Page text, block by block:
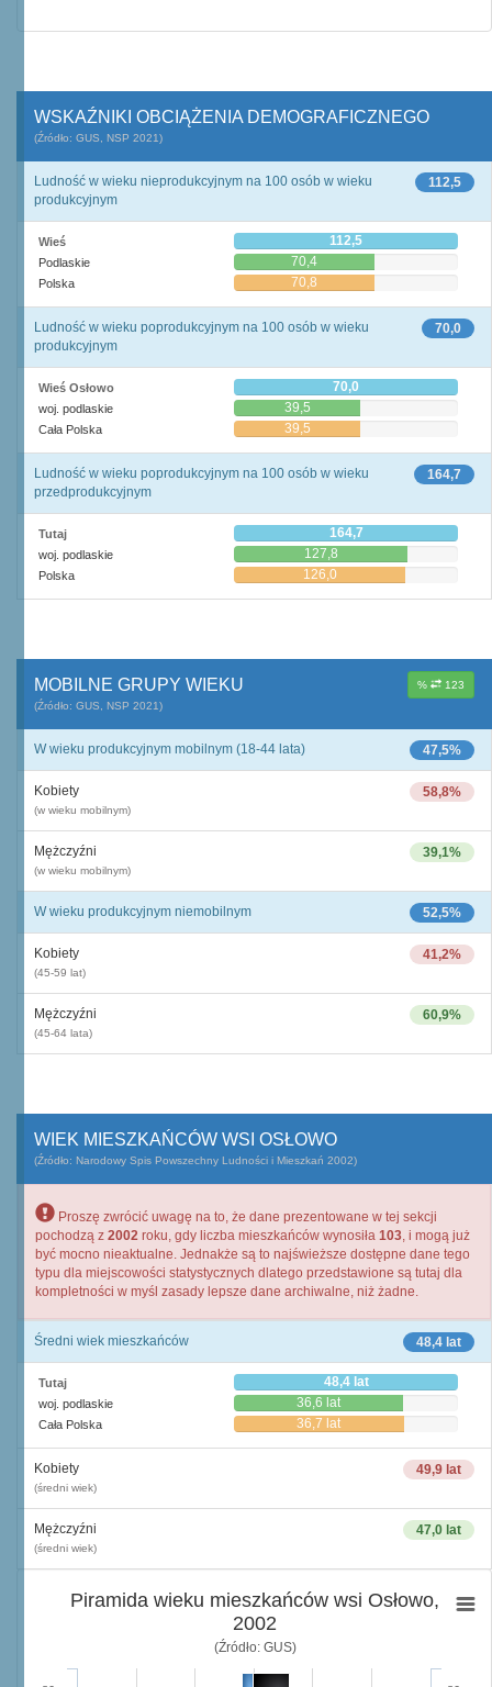
WSKAŹNIKI OBCIĄŻENIA DEMOGRAFICZNEGO
(Źródło: GUS, NSP 2021)
112,5
Ludność w wieku nieprodukcyjnym na 100 osób w wieku
produkcyjnym
Wieś 112,5
Podlaskie 70,4
Polska 70,8
70,0
Ludność w wieku poprodukcyjnym na 100 osób w wieku
produkcyjnym
Wieś Osłowo 70,0
woj. podlaskie 39,5
Cała Polska 39,5
164,7
Ludność w wieku poprodukcyjnym na 100 osób w wieku
przedprodukcyjnym
Tutaj 164,7
woj. podlaskie 127,8
Polska 126,0
% 123
MOBILNE GRUPY WIEKU
(Źródło: GUS, NSP 2021)
47,5%
W wieku produkcyjnym mobilnym (18-44 lata)
58,8%
Kobiety
(w wieku mobilnym)
39,1%
Mężczyźni
(w wieku mobilnym)
52,5%
W wieku produkcyjnym niemobilnym
41,2%
Kobiety
(45-59 lat)
60,9%
Mężczyźni
(45-64 lata)
WIEK MIESZKAŃCÓW WSI OSŁOWO
(Źródło: Narodowy Spis Powszechny Ludności i Mieszkań 2002)
Proszę zwrócić uwagę na to, że dane prezentowane w tej sekcji
pochodzą z 2002 roku, gdy liczba mieszkańców wynosiła 103, i mogą już
być mocno nieaktualne. Jednakże są to najświeższe dostępne dane tego
typu dla miejscowości statystycznych dlatego przedstawione są tutaj dla
kompletności w myśl zasady lepsze dane archiwalne, niż żadne.
48,4 lat
Średni wiek mieszkańców
Tutaj 48,4 lat
woj. podlaskie 36,6 lat
Cała Polska 36,7 lat
49,9 lat
Kobiety
(średni wiek)
47,0 lat
Mężczyźni
(średni wiek)
Piramida wieku mieszkańców wsi Osłowo,
2002
(Źródło: GUS)